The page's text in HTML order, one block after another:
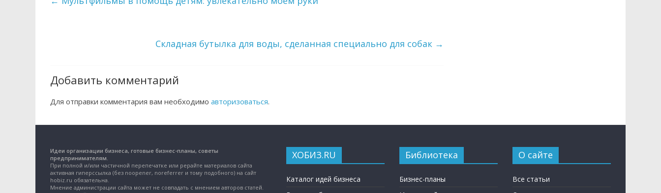
Складная бутылка для воды, сделанная специально для собак →
Добавить комментарий
Для отправки комментария вам необходимо авторизоваться.
Идеи организации бизнеса, готовые бизнес-планы, советы
предпринимателям.
При полной и/или частичной перепечатке или рерайте материалов сайта
активная гиперссылка (без noopener, noreferrer и тому подобного) на сайт
hobiz.ru обязательна.
Мнение администрации сайта может не совпадать с мнением авторов статей.
ХОБИЗ.RU
Каталог идей бизнеса
Библиотека
Бизнес-планы
О сайте
Все статьи